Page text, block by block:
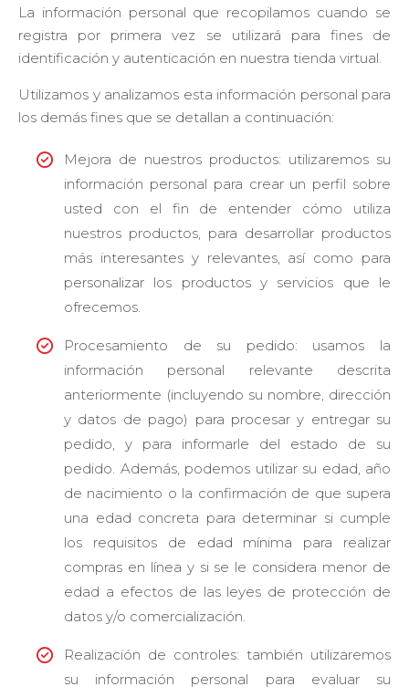
La información personal que recopilamos cuando se
registra por primera vez se utilizará para fines de
identificación y autenticación en nuestra tienda virtual.
Utilizamos y analizamos esta información personal para
los demás fines que se detallan a continuación:
Mejora de nuestros productos: utilizaremos su
información personal para crear un perfil sobre
usted con el fin de entender cómo utiliza
nuestros productos, para desarrollar productos
más interesantes y relevantes, así como para
personalizar los productos y servicios que le
ofrecemos.
Procesamiento de su pedido: usamos la
información personal relevante descrita
anteriormente (incluyendo su nombre, dirección
y datos de pago) para procesar y entregar su
pedido, y para informarle del estado de su
pedido. Además, podemos utilizar su edad, año
de nacimiento o la confirmación de que supera
una edad concreta para determinar si cumple
los requisitos de edad mínima para realizar
compras en línea y si se le considera menor de
edad a efectos de las leyes de protección de
datos y/o comercialización.
Realización de controles: también utilizaremos
su información personal para evaluar su